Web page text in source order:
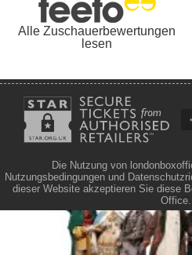
Alle Zuschauerbewertungen
lesen
Die Nutzung von
Nutzungsbedingungen und
dieser Website akzeptieren Sie diese
Office.